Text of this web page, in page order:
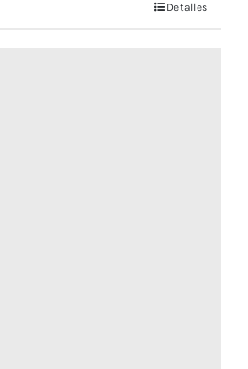
Detalles